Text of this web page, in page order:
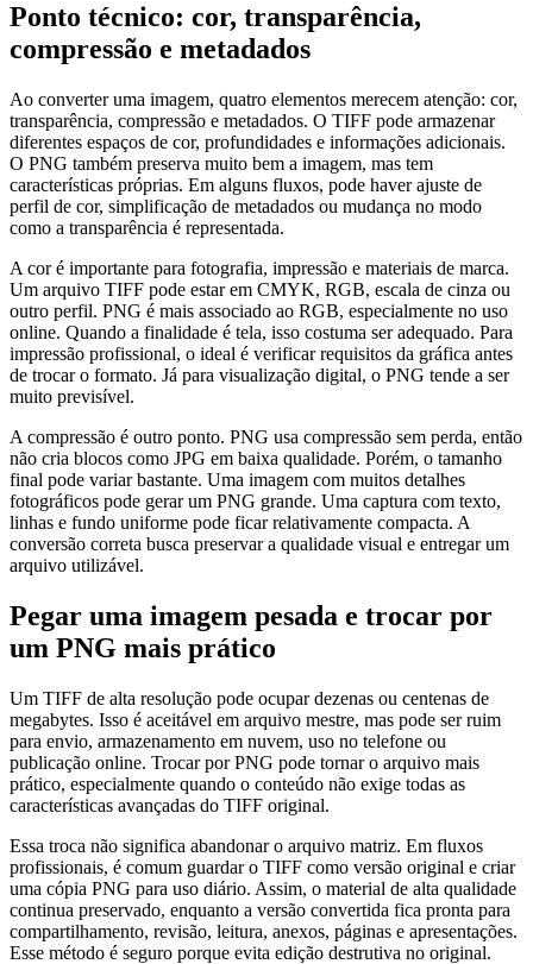
Ponto técnico: cor, transparência,
compressão e metadados
Ao converter uma imagem, quatro elementos merecem atenção: cor,
transparência, compressão e metadados. O TIFF pode armazenar
diferentes espaços de cor, profundidades e informações adicionais.
O PNG também preserva muito bem a imagem, mas tem
características próprias. Em alguns fluxos, pode haver ajuste de
perfil de cor, simplificação de metadados ou mudança no modo
como a transparência é representada.
A cor é importante para fotografia, impressão e materiais de marca.
Um arquivo TIFF pode estar em CMYK, RGB, escala de cinza ou
outro perfil. PNG é mais associado ao RGB, especialmente no uso
online. Quando a finalidade é tela, isso costuma ser adequado. Para
impressão profissional, o ideal é verificar requisitos da gráfica antes
de trocar o formato. Já para visualização digital, o PNG tende a ser
muito previsível.
A compressão é outro ponto. PNG usa compressão sem perda, então
não cria blocos como JPG em baixa qualidade. Porém, o tamanho
final pode variar bastante. Uma imagem com muitos detalhes
fotográficos pode gerar um PNG grande. Uma captura com texto,
linhas e fundo uniforme pode ficar relativamente compacta. A
conversão correta busca preservar a qualidade visual e entregar um
arquivo utilizável.
Pegar uma imagem pesada e trocar por
um PNG mais prático
Um TIFF de alta resolução pode ocupar dezenas ou centenas de
megabytes. Isso é aceitável em arquivo mestre, mas pode ser ruim
para envio, armazenamento em nuvem, uso no telefone ou
publicação online. Trocar por PNG pode tornar o arquivo mais
prático, especialmente quando o conteúdo não exige todas as
características avançadas do TIFF original.
Essa troca não significa abandonar o arquivo matriz. Em fluxos
profissionais, é comum guardar o TIFF como versão original e criar
uma cópia PNG para uso diário. Assim, o material de alta qualidade
continua preservado, enquanto a versão convertida fica pronta para
compartilhamento, revisão, leitura, anexos, páginas e apresentações.
Esse método é seguro porque evita edição destrutiva no original.